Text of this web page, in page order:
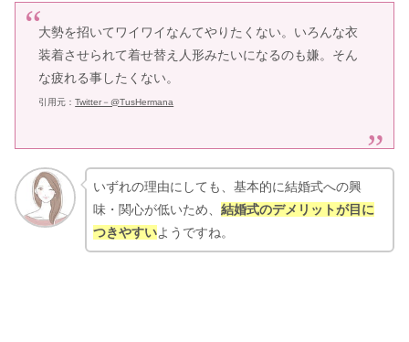
大勢を招いてワイワイなんてやりたくない。いろんな衣
装着させられて着せ替え人形みたいになるのも嫌。そん
な疲れる事したくない。
引用元：Twitter－@TusHermana
いずれの理由にしても、基本的に結婚式への興
味・関心が低いため、 結婚式のデメリットが目に
つきやすいようですね。